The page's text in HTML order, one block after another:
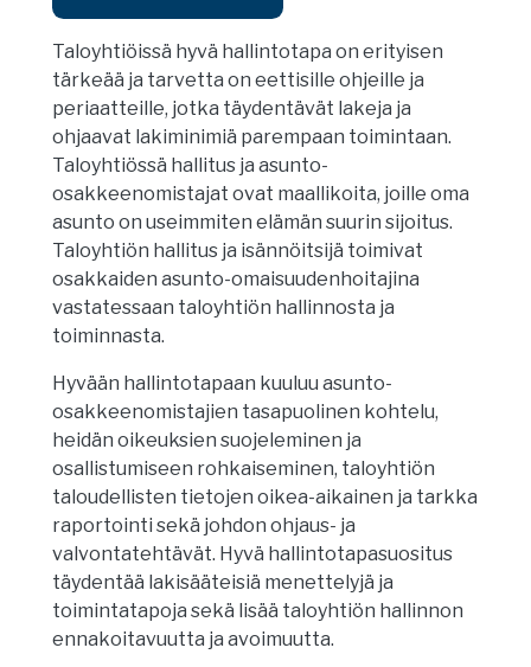
Taloyhtiöissä hyvä hallintotapa on erityisen
tärkeää ja tarvetta on eettisille ohjeille ja
periaatteille, jotka täydentävät lakeja ja
ohjaavat lakiminimiä parempaan toimintaan.
Taloyhtiössä hallitus ja asunto-
osakkeenomistajat ovat maallikoita, joille oma
asunto on useimmiten elämän suurin sijoitus.
Taloyhtiön hallitus ja isännöitsijä toimivat
osakkaiden asunto-omaisuudenhoitajina
vastatessaan taloyhtiön hallinnosta ja
toiminnasta.
Hyvään hallintotapaan kuuluu asunto-
osakkeenomistajien tasapuolinen kohtelu,
heidän oikeuksien suojeleminen ja
osallistumiseen rohkaiseminen, taloyhtiön
taloudellisten tietojen oikea-aikainen ja tarkka
raportointi sekä johdon ohjaus- ja
valvontatehtävät. Hyvä hallintotapasuositus
täydentää lakisääteisiä menettelyjä ja
toimintatapoja sekä lisää taloyhtiön hallinnon
ennakoitavuutta ja avoimuutta.